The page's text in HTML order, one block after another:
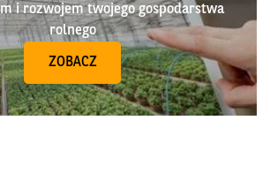
i rozwojem twojego gospodarstwa
rolnego
ZOBACZ